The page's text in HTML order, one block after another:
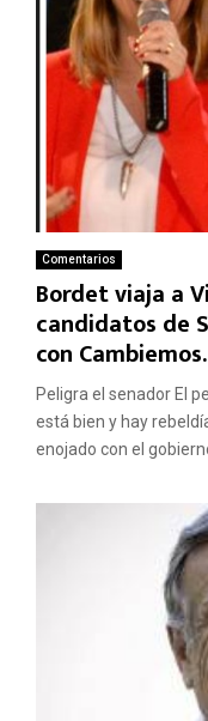
Comentarios
Bordet viaja a
candidatos de
con Cambiemos.
Peligra el senador El
está bien y hay
enojado con el